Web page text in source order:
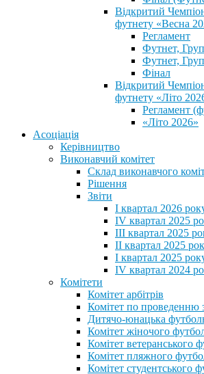
Відкритий
футнету «Весна
Регламент
Футнет,
Футнет,
Фінал
Відкритий
футнету «Літо
Регламент
«Літо 2026»
Асоціація
Керівництво
Виконавчий комітет
Склад виконавчого
Рішення
Звіти
I квартал 2026
IV квартал 2025
III квартал 2025
II квартал 2025
I квартал 2025
IV квартал 2024
Комітети
Комітет арбітрів
Комітет по проведенню
Дитячо-юнацька
Комітет жіночого
Комітет ветеранського
Комітет пляжного
Комітет студентського